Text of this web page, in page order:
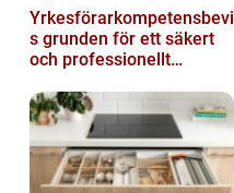
Yrkesförarkompetensbevi
s grunden för ett säkert
och professionellt